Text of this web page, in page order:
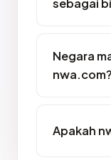
sebagai
Negara
nwa.com?
Apakah